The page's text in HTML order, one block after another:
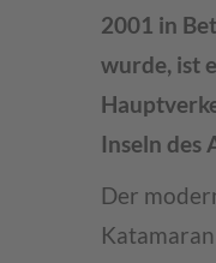
2001 in
wurde, ist
Inseln des
Der